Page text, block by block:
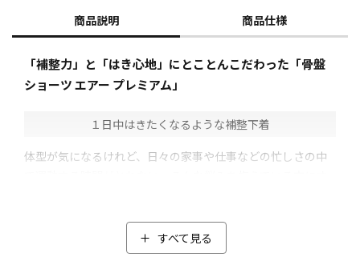
商品説明 商品仕様
「補整力」と「はき心地」にとことんこだわった「骨盤
ショーツ エアー プレミアム」
１日中はきたくなるような補整下着
体型が気になるけれど、日々の家事や仕事などの忙しさの中
はき続けることでスリムを目指せる」をコンセプトに作られ
た「くわばたりえ×芦屋美整体 骨盤ショーツ エアー プ
すべて見る